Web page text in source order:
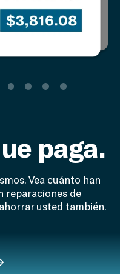
paga.
Vea cuánto han
reparaciones de
usted también.